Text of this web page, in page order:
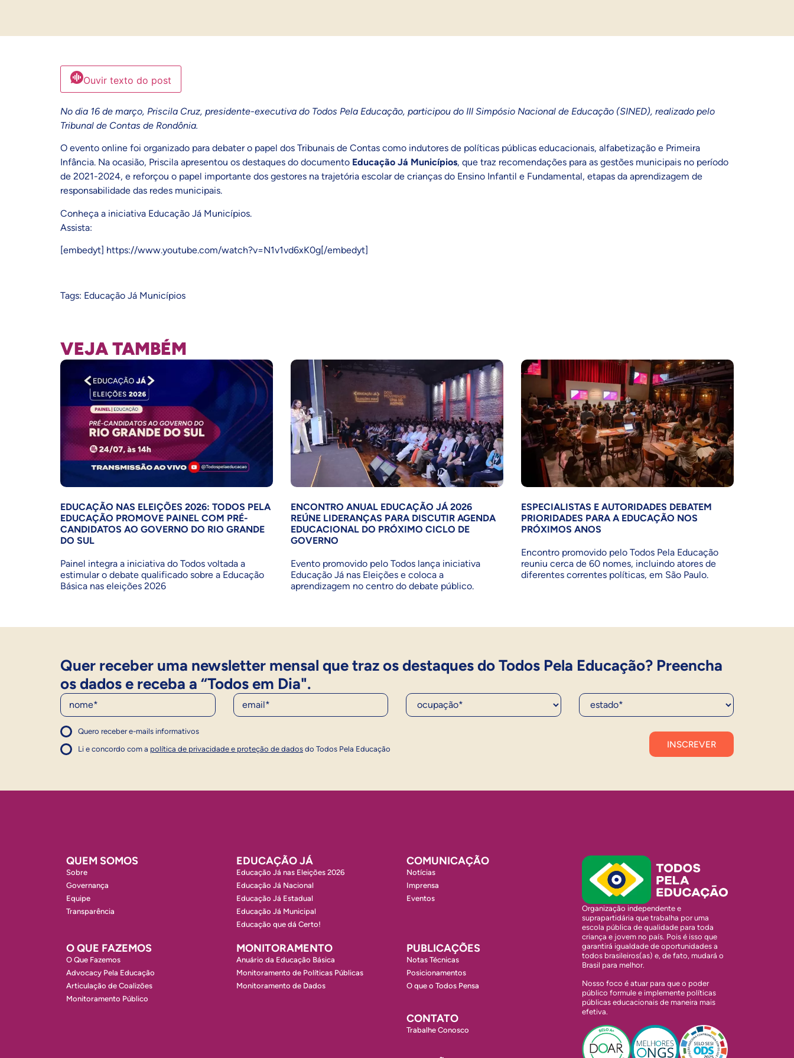
Ouvir texto do post
No dia 16 de março, Priscila Cruz, presidente-executiva do Todos Pela Educação, participou do III Simpósio Nacional de Educação (SINED), realizado pelo
Tribunal de Contas de Rondônia.
O evento online foi organizado para debater o papel dos Tribunais de Contas como indutores de políticas públicas educacionais, alfabetização e Primeira
Infância. Na ocasião, Priscila apresentou os destaques do documento Educação Já Municípios, que traz recomendações para as gestões municipais no período
de 2021-2024, e reforçou o papel importante dos gestores na trajetória escolar de crianças do Ensino Infantil e Fundamental, etapas da aprendizagem de
responsabilidade das redes municipais.
Conheça a iniciativa Educação Já Municípios.
Assista:
[embedyt] https://www.youtube.com/watch?v=N1v1vd6xK0g[/embedyt]
Tags: Educação Já Municípios
VEJA TAMBÉM
EDUCAÇÃO NAS ELEIÇÕES 2026: TODOS PELA
EDUCAÇÃO PROMOVE PAINEL COM PRÉ-
CANDIDATOS AO GOVERNO DO RIO GRANDE
DO SUL
Painel integra a iniciativa do Todos voltada a
estimular o debate qualificado sobre a Educação
Básica nas eleições 2026
ENCONTRO ANUAL EDUCAÇÃO JÁ 2026
REÚNE LIDERANÇAS PARA DISCUTIR AGENDA
EDUCACIONAL DO PRÓXIMO CICLO DE
GOVERNO
Evento promovido pelo Todos lança iniciativa
Educação Já nas Eleições e coloca a
aprendizagem no centro do debate público.
ESPECIALISTAS E AUTORIDADES DEBATEM
PRIORIDADES PARA A EDUCAÇÃO NOS
PRÓXIMOS ANOS
Encontro promovido pelo Todos Pela Educação
reuniu cerca de 60 nomes, incluindo atores de
diferentes correntes políticas, em São Paulo.
Quer receber uma newsletter mensal que traz os destaques do Todos Pela Educação? Preencha
os dados e receba a “Todos em Dia".
Nome E-Mail Ocupação* Estado*
Quero receber e-mails informativos
1
Concordo com a política
Concordo com a política
Li e concordo com a política de privacidade e proteção de dados do Todos Pela Educação
1
QUEM SOMOS
Sobre
Governança
Equipe
Transparência
EDUCAÇÃO JÁ
Educação Já nas Eleições 2026
Educação Já Nacional
Educação Já Estadual
Educação Já Municipal
Educação que dá Certo!
COMUNICAÇÃO
Notícias
Imprensa
Eventos
O QUE FAZEMOS
O Que Fazemos
Advocacy Pela Educação
Articulação de Coalizões
Monitoramento Público
MONITORAMENTO
Anuário da Educação Básica
Monitoramento de Políticas Públicas
Monitoramento de Dados
PUBLICAÇÕES
Notas Técnicas
Posicionamentos
O que o Todos Pensa
CONTATO
Trabalhe Conosco
Organização independente e
suprapartidária que trabalha por uma
escola pública de qualidade para toda
criança e jovem no país. Pois é isso que
garantirá igualdade de oportunidades a
todos brasileiros(as) e, de fato, mudará o
Brasil para melhor.
Nosso foco é atuar para que o poder
público formule e implemente políticas
públicas educacionais de maneira mais
efetiva.